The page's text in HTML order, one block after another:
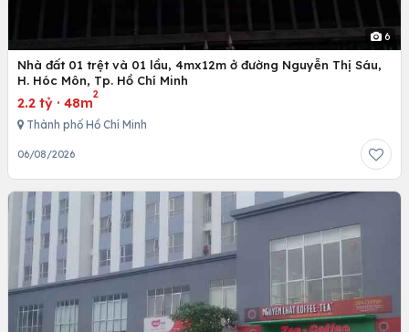
6
Nhà đất 01 trệt và 01 lầu, 4mx12m ở đường Nguyễn Thị Sáu,
H. Hóc Môn, Tp. Hồ Chí Minh
2.2 tỷ · 48m
2
Thành phố Hồ Chí Minh
06/08/2026